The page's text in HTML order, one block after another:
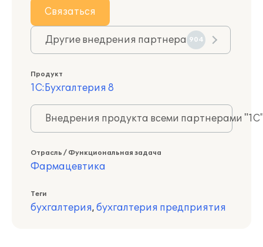
Связаться
Другие внедрения партнера 904
Продукт
1С:Бухгалтерия 8
Внедрения продукта всеми партнерами
Отрасль / Функциональная задача
Фармацевтика
Теги
бухгалтерия, бухгалтерия предприятия